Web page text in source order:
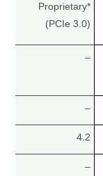
Proprietary*
(PCIe 3.0)
–
–
4.2
–